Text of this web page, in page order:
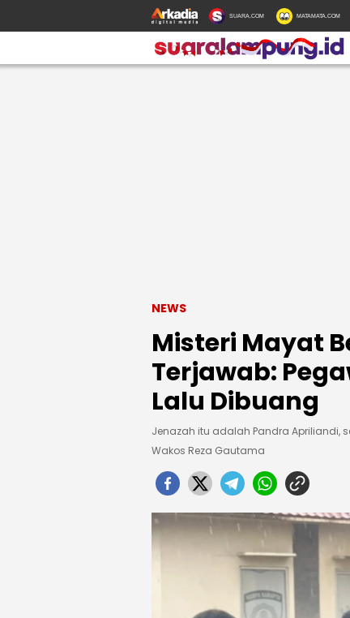
SUARA.COM MATAMATA.COM
NEWS
Misteri Mayat
Terjawab:
Lalu Dibuang
Jenazah itu adalah Pandra Apriliandi,
Wakos Reza Gautama